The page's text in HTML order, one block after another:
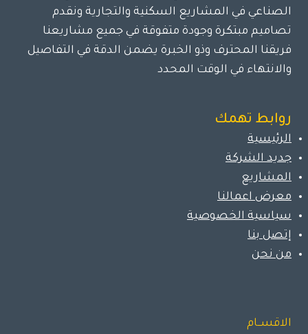
الصناعي في المشاريع السكنية والتجارية ونقدم
تصاميم مبتكرة وجودة متفوقة في جميع مشاريعنا
فريقنا المحترف وذو الخبرة يضمن الدقة في التفاصيل
والانتهاء في الوقت المحدد
روابط تهمك
الرئيسية
جديد الشركة
المشاريع
معرض اعمالنا
سياسية الخصوصية
إتصل بنا
من نحن
الاقســام